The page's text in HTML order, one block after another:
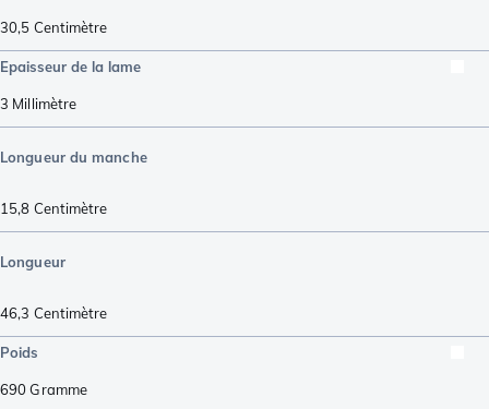
30,5 Centimètre
Epaisseur de la lame
3 Millimètre
Longueur du manche
15,8 Centimètre
Longueur
46,3 Centimètre
Poids
690Gramme